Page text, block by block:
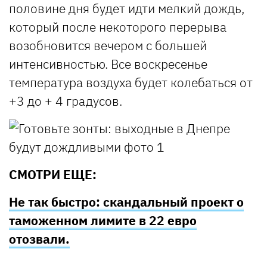
половине дня будет идти мелкий дождь,
который после некоторого перерыва
возобновится вечером с большей
интенсивностью. Все воскресенье
температура воздуха будет колебаться от
+3 до + 4 градусов.
СМОТРИ ЕЩЕ:
Не так быстро: скандальный проект о
таможенном лимите в 22 евро
отозвали.